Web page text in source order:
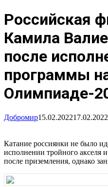
Российская
Камила
после
программы
Олимпиаде-
Добромир15.02.202217.02.2022
Катание россиянки не было
исполнении тройного акселя
после приземления, однако